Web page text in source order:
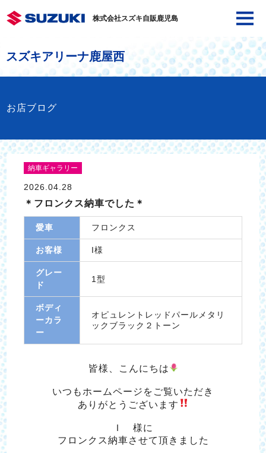
株式会社スズキ自販鹿児島
スズキアリーナ鹿屋西
お店ブログ
納車ギャラリー
2026.04.28
＊フロンクス納車でした＊
愛車 フロンクス
お客様 I様
グレー
ド
1型
ボディ
ーカラ
ー
オピュレントレッドパールメタリ
ックブラック２トーン
皆様、こんにちは
いつもホームページをご覧いただき
ありがとうございます
Ｉ 様に
フロンクス納車させて頂きました